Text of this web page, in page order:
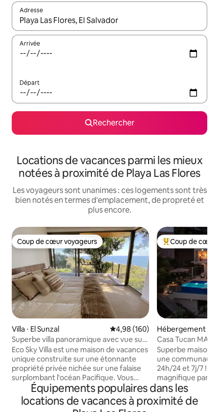
Adresse
Lorsque les résultats s'affichent, utilisez les flèches vers le
Arrivée
Départ
Rechercher
Locations de vacances parmi les mieux
notées à proximité de Playa Las Flores
Les voyageurs sont unanimes : ces logements sont très
bien notés en termes d'emplacement, de propreté et
plus encore.
Coup de cœur voyageurs
Coup de cœur voyageurs
Villa ⋅ El Sunzal Évaluation moyenne sur la
4,98 (160)
Superbe villa panoramique avec vue sur
l'océan
Eco Sky Villa est une maison de vacances
unique construite sur une étonnante
propriété privée nichée sur une falaise
surplombant l'océan Pacifique. Vous
apprécierez les brises fraîches du
sommet de la colline sur une large
terrasse flottante sous de grands
Coups de cœur
Coup de cœur
Hébergement ⋅ El
Casa Tucan
SPECTACULAIRE
Superbe maison
une
24h/24 et 7j/7 ! Évadez-vous dans notre
magnifique
immergez-vous
Tucan, une
rénovée qui allie
Équipements populaires dans les
locations de vacances à proximité de